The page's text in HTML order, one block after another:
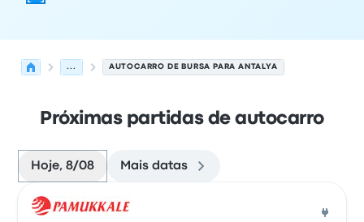
... AUTOCARRO DE BURSA PARA ANTALYA
Próximas partidas de autocarro
Hoje, 8/08 Mais datas